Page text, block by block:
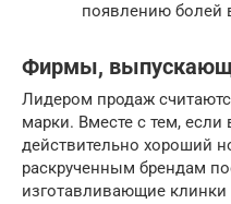
появлению болей
Фирмы,
Лидером продаж
марки. Вместе с тем,
действительно хороший
раскрученным брендам
изготавливающие